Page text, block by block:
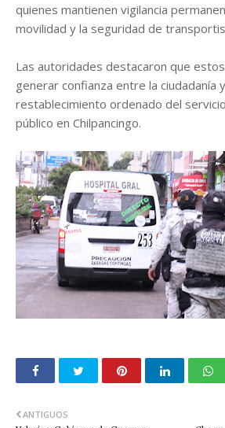
quienes mantienen vigilancia
movilidad y la seguridad de
Las autoridades destacaron que
generar confianza entre la ciudadanía
restablecimiento ordenado del
público en Chilpancingo.
ANTIGUOS